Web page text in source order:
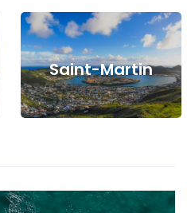
Saint-Martin